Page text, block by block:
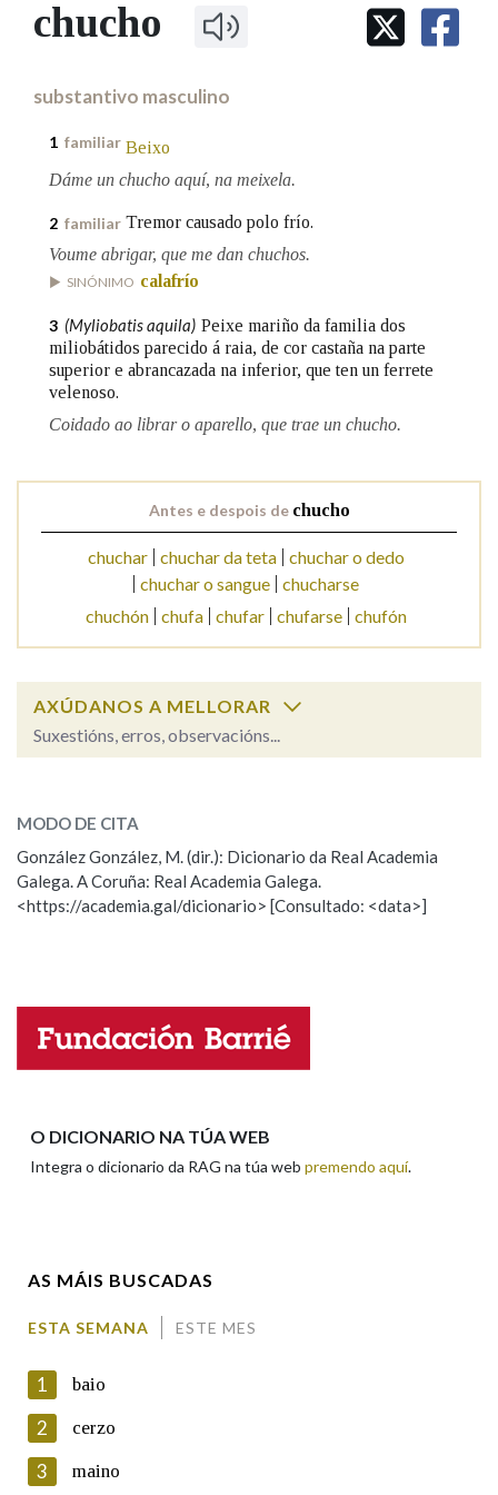
IDENTIDADE CORPORATIVA
MARCIAL DEL ADALID
FIGURAS HOMENAXEADAS
Facebook
TwitterYoutubeInstagram
Bluesky
BUSCAR NOS LEMAS
BUSCAR NO CONTIDO
Nas definicións
Na fraseoloxía
Marcas gramaticais
LIMPAR
chucho
substantivo masculino
1 familiar Beixo
Dáme un chucho aquí, na meixela.
2 familiar Tremor causado polo frío.
Voume abrigar, que me dan chuchos.
SINÓNIMO calafrío
3 (Myliobatis aquila) Peixe mariño da familia dos
miliobátidos parecido á raia, de cor castaña na parte
superior e abrancazada na inferior, que ten un ferrete
velenoso.
Coidado ao librar o aparello, que trae un chucho.
Antes e despois de chucho
chuchar chuchar da teta chuchar o dedo
chuchar o sangue chucharse
chuchón chufa chufar chufarse chufón
AXÚDANOS A MELLORAR
Suxestións, erros, observacións...
ESCOLLE UNHA OPCIÓN:
Observación Hai un erro na palabra
Propoño mellorar a definición
Nome
En cumprimento da normativa vixente en materia de
MODO DE CITA
González González, M. (dir.): Dicionario da Real Academia
Galega. A Coruña: Real Academia Galega.
<https://academia.gal/dicionario> [Consultado: <data>]
O DICIONARIO NA TÚA WEB
Integra o dicionario da RAG na túa web premendo aquí.
AS MÁIS BUSCADAS
ESTA SEMANA ESTE MES
1 baio
2 cerzo
3 maino